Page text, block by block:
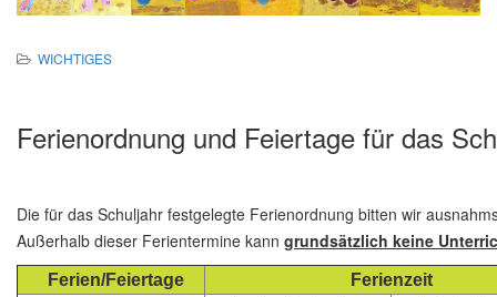
WICHTIGES
Ferienordnung und Feiertage für das
Die für das Schuljahr festgelegte Ferienordnung bitten wir
Außerhalb dieser Ferientermine kann grundsätzlich keine
Ferien/Feiertage
Ferienzeit